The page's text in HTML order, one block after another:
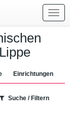
Einrichtungen
Suche / Filtern